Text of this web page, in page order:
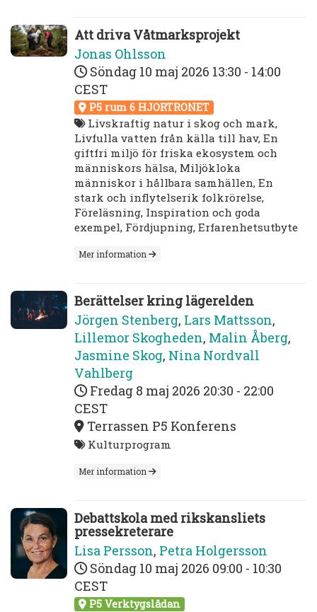
Att driva Våtmarksprojekt
Jonas Ohlsson
Söndag 10 maj 2026 13:30 - 14:00
CEST
P5 rum 6 HJORTRONET
Livskraftig natur i skog och mark,
Livfulla vatten från källa till hav, En
giftfri miljö för friska ekosystem och
människors hälsa, Miljökloka
människor i hållbara samhällen, En
stark och inflytelserik folkrörelse,
Föreläsning, Inspiration och goda
exempel, Fördjupning, Erfarenhetsutbyte
Mer information
Berättelser kring lägerelden
Jörgen Stenberg, Lars Mattsson,
Lillemor Skogheden, Malin Åberg,
Jasmine Skog, Nina Nordvall
Vahlberg
Fredag 8 maj 2026 20:30 - 22:00
CEST
Terrassen P5 Konferens
Kulturprogram
Mer information
Debattskola med rikskansliets
pressekreterare
Lisa Persson, Petra Holgersson
Söndag 10 maj 2026 09:00 - 10:30
CEST
P5 Verktygslådan